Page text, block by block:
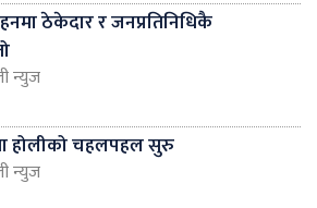
ठेकेदार र जनप्रतिनिधिकै
न्युज
होलीको चहलपहल सुरु
न्युज